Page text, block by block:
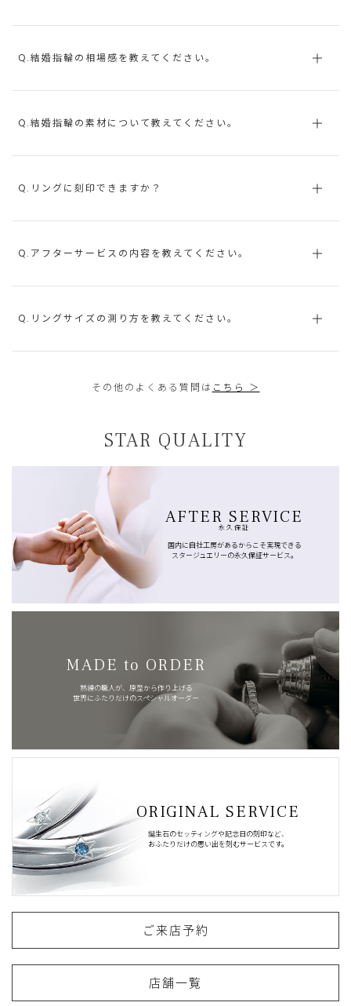
Q.結婚指輪の相場感を教えてください。
Q.結婚指輪の素材について教えてください。
Q.リングに刻印できますか？
Q.アフターサービスの内容を教えてください。
Q.リングサイズの測り方を教えてください。
その他のよくある質問は こちら ＞
STAR QUALITY
AFTER SERVICE
永久保証
国内に自社工房があるからこそ実現できる
スタージュエリーの永久保証サービス。
MADE to ORDER
熟練の職人が、原型から作り上げる
世界にふたりだけのスペシャルオーダー
ORIGINAL SERVICE
誕生石のセッティングや記念日の刻印など、
おふたりだけの思い出を刻むサービスです。
ご来店予約
店舗一覧